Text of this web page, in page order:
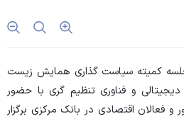
جلسه کمیته سیاست گذاری همایش زیست
و فناوری تنظیم گری با حضور
و فعالان اقتصادی در بانک مرکزی برگزار